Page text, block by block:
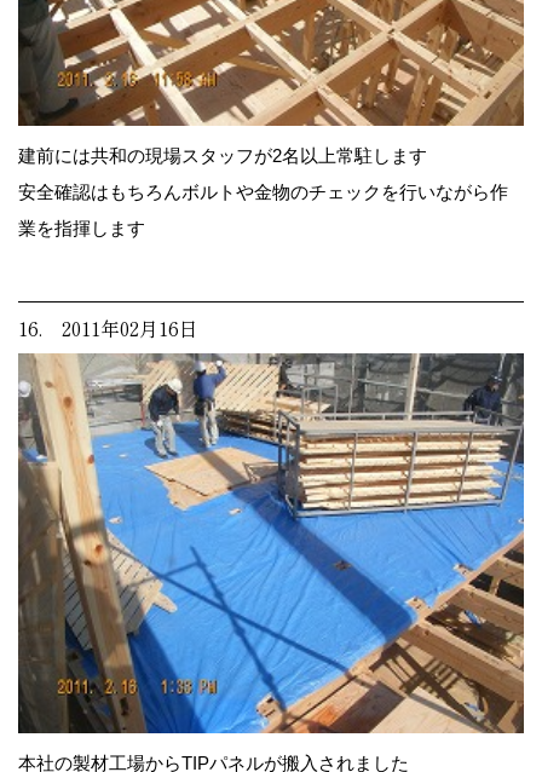
建前には共和の現場スタッフが2名以上常駐します
安全確認はもちろんボルトや金物のチェックを行いながら作
業を指揮します
16. 2011年02月16日
本社の製材工場からTIPパネルが搬入されました